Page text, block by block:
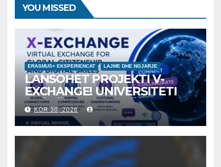
YOU MISSED
ERASMUS+ EKSPERIENCAT LAJME DHE NGJARJE
LANSOHET PROJEKTI V-
EXCHANGE! UNIVERSITETI
“NËNË TEREZA” NË SHKUP
UDHËHEQ NISMËN
NDËRKOMBËTARE PËR
EDUKIMIN DIGJITAL DHE
QYTETARINË GLOBALE
KOR 30, 2026